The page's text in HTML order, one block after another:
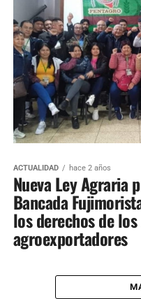
ACTUALIDAD hace 2 años
Nueva Ley Agraria
Bancada
los derechos de
agroexportadores